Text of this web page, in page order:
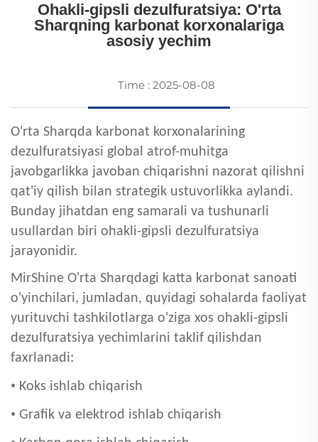
Ohakli-gipsli dezulfuratsiya: O'rta
Sharqning karbonat korxonalariga
asosiy yechim
Time : 2025-08-08
O'rta Sharqda karbonat korxonalarining
dezulfuratsiyasi global atrof-muhitga
javobgarlikka javoban chiqarishni nazorat qilishni
qat'iy qilish bilan strategik ustuvorlikka aylandi.
Bunday jihatdan eng samarali va tushunarli
usullardan biri ohakli-gipsli dezulfuratsiya
jarayonidir.
MirShine O'rta Sharqdagi katta karbonat sanoati
o'yinchilari, jumladan, quyidagi sohalarda faoliyat
yurituvchi tashkilotlarga o'ziga xos ohakli-gipsli
dezulfuratsiya yechimlarini taklif qilishdan
faxrlanadi:
• Koks ishlab chiqarish
• Grafik va elektrod ishlab chiqarish